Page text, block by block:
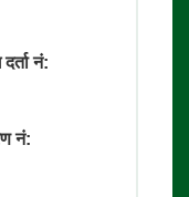
नं:
नं: